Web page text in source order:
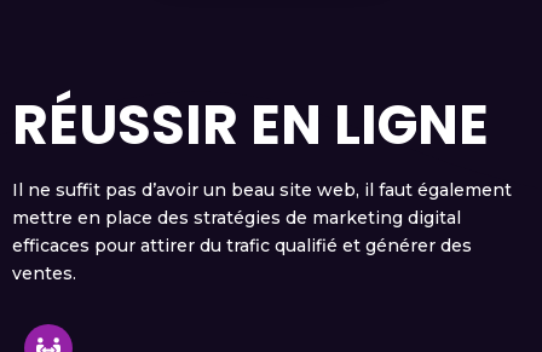
RÉUSSIR EN LIGNE
Il ne suffit pas d’avoir un beau site web, il faut également
mettre en place des stratégies de marketing digital
efficaces pour attirer du trafic qualifié et générer des
ventes.